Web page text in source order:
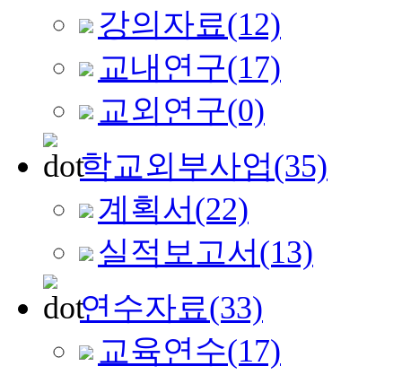
강의자료(12)
교내연구(17)
교외연구(0)
학교외부사업(35)
계획서 (22)
실적보고서 (13)
연수자료(33)
교육연수(17)